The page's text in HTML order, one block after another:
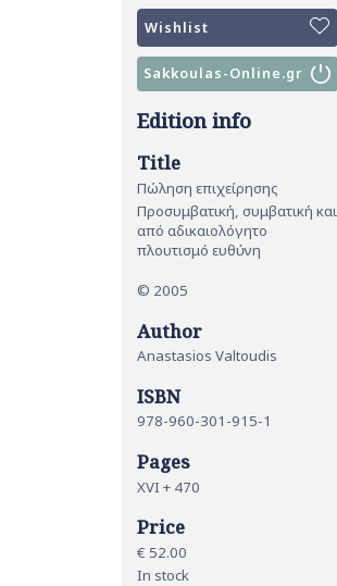
Wishlist
Sakkoulas-Online.gr
Edition info
Title
Πώληση επιχείρησης
Προσυμβατική, συμβατική και
από αδικαιολόγητο
πλουτισμό ευθύνη
© 2005
Author
Anastasios Valtoudis
ISBN
978-960-301-915-1
Pages
XVI + 470
Price
€ 52.00
In stock